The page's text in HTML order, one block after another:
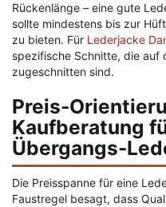
Rückenlänge – eine gute
sollte mindestens bis zur
zu bieten. Für Lederjacke
spezifische Schnitte, die auf
zugeschnitten sind.
Preis-
Kaufberatung
Übergangs-
Die Preisspanne für eine
Faustregel besagt, dass